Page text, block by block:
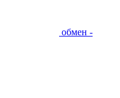
обмен -